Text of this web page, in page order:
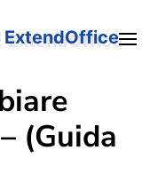
ExtendOffice
(Guida